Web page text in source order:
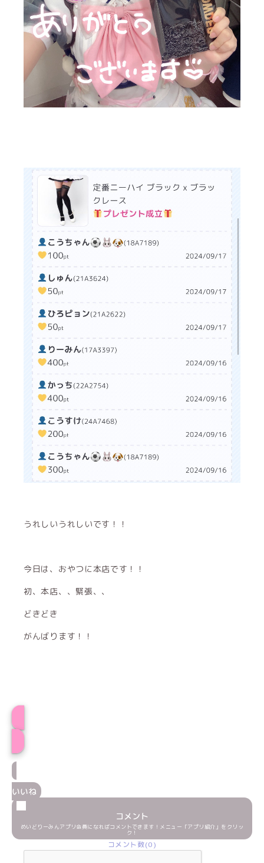
うれしいうれしいです！！
今日は、おやつに本店です！！
初、本店、、緊張、、
どきどき
がんばります！！
いいね
コメント
めいどりーみんアプリ会員になればコメントできます！メニュー「アプリ紹介」をクリッ
ク！
コメント数(0)